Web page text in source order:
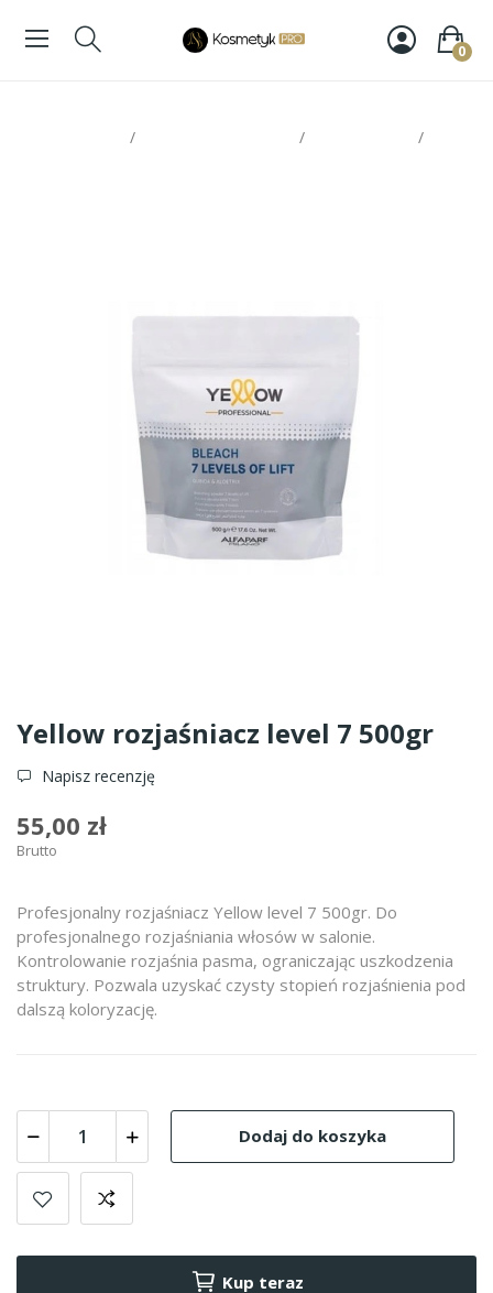
0
Yellow rozjaśniacz level 7 500gr
Napisz recenzję
55,00 zł
Brutto
Profesjonalny rozjaśniacz Yellow level 7 500gr. Do
profesjonalnego rozjaśniania włosów w salonie.
Kontrolowanie rozjaśnia pasma, ograniczając uszkodzenia
struktury. Pozwala uzyskać czysty stopień rozjaśnienia pod
dalszą koloryzację.
Dodaj do koszyka
Kup teraz